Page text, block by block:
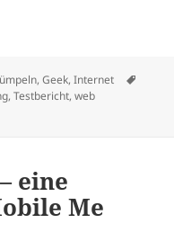
Webber-Basis online
,Geek,Internet
,Testbericht,web
auf Webber-Basis
eine
Me